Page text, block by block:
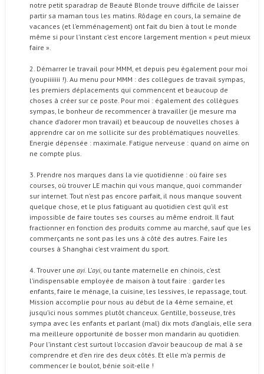
notre petit sparadrap de Beauté Blonde trouve difficile de laisser
partir sa maman tous les matins. Rôdage en cours, la semaine de
vacances (et l’emménagement) ont fait du bien à tout le monde
même si pour l’instant c’est encore largement mention « peut mieux
faire ».
2. Démarrer le travail pour MMM, et depuis peu également pour moi
(youpiiiiiii !). Au menu pour MMM : des collègues de travail sympas,
les premiers déplacements qui commencent et beaucoup de
choses à créer sur ce poste. Pour moi : également des collègues
sympas, le bonheur de recommencer à travailler (je mesure ma
chance d’adorer mon travail) et beaucoup de nouvelles choses à
apprendre car on me sollicite sur des problématiques nouvelles.
Energie dépensée : maximale. Fatigue nerveuse : quand on aime on
ne compte plus.
3. Prendre nos marques dans la vie quotidienne : où faire ses
courses, où trouver LE machin qui vous manque, quoi commander
sur internet. Tout n’est pas encore parfait, il nous manque souvent
quelque chose, et le plus fatiguant au quotidien c’est qu’il est
impossible de faire toutes ses courses au même endroit. Il faut
fractionner en fonction des produits comme au marché, sauf que les
commerçants ne sont pas les uns à côté des autres. Faire les
courses à Shanghai c’est vraiment du sport.
4. Trouver une ayi. L’ayi, ou tante maternelle en chinois, c’est
l’indispensable employée de maison à tout faire : garder les
enfants, faire le ménage, la cuisine, les lessives, le repassage, tout.
Mission accomplie pour nous au début de la 4ème semaine, et
jusqu’ici nous sommes plutôt chanceux. Gentille, bosseuse, très
sympa avec les enfants et parlant (mal) dix mots d’anglais, elle sera
ma meilleure opportunité de bosser mon mandarin au quotidien.
Pour l’instant c’est surtout l’occasion d’avoir beaucoup de mal à se
comprendre et d’en rire des deux côtés. Et elle m’a permis de
commencer le boulot, bénie soit-elle !